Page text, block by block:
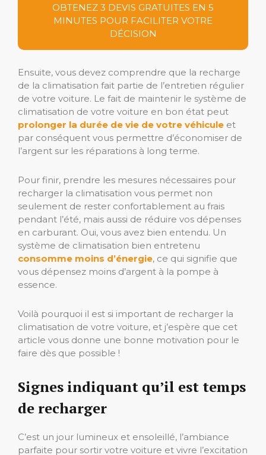
OBTENEZ 3 DEVIS GRATUITES EN 5
MINUTES POUR FACILITER VOTRE
DÉCISION
Ensuite, vous devez comprendre que la recharge
de la climatisation fait partie de l’entretien régulier
de votre voiture. Le fait de maintenir le système de
climatisation de votre voiture en bon état peut
prolonger la durée de vie de votre véhicule et
par conséquent vous permettre d’économiser de
l’argent sur les réparations à long terme.
Pour finir, prendre les mesures nécessaires pour
recharger la climatisation vous permet non
seulement de rester confortablement au frais
pendant l’été, mais aussi de réduire vos dépenses
en carburant. Oui, vous avez bien entendu. Un
système de climatisation bien entretenu
consomme moins d’énergie, ce qui signifie que
vous dépensez moins d’argent à la pompe à
essence.
Voilà pourquoi il est si important de recharger la
climatisation de votre voiture, et j’espère que cet
article vous donne une bonne motivation pour le
faire dès que possible !
Signes indiquant qu’il est temps
de recharger
C’est un jour lumineux et ensoleillé, l’ambiance
parfaite pour sortir votre voiture et vivre l’excitation